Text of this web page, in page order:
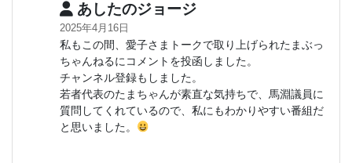
あしたのジョージ
2025年4月16日
私もこの間、愛子さまトークで取り上げられたまぶっ
ちゃんねるにコメントを投函しました。
チャンネル登録もしました。
若者代表のたまちゃんが素直な気持ちで、馬淵議員に
質問してくれているので、私にもわかりやすい番組だ
と思いました。